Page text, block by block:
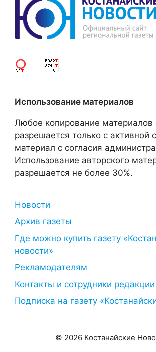
Использование материалов
Любое копирование материалов
разрешается только с активной
материал с согласия
Использование авторского
разрешается не более 30%.
Новости
Архив газеты
Где можно купить газету
новости»
Рекламодателям
Контакты и сотрудники
Подписка на газету
© 2026 Костанайские